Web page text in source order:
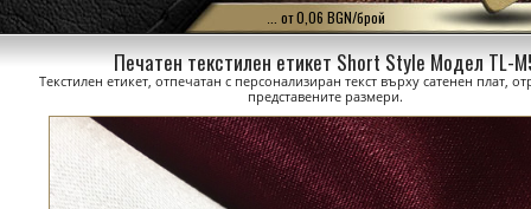
... от 0,06 BGN/брой
Печатен текстилен етикет Short Style Модел TL-
Текстилен етикет, отпечатан с персонализиран текст върху сатенен плат,
представените размери.